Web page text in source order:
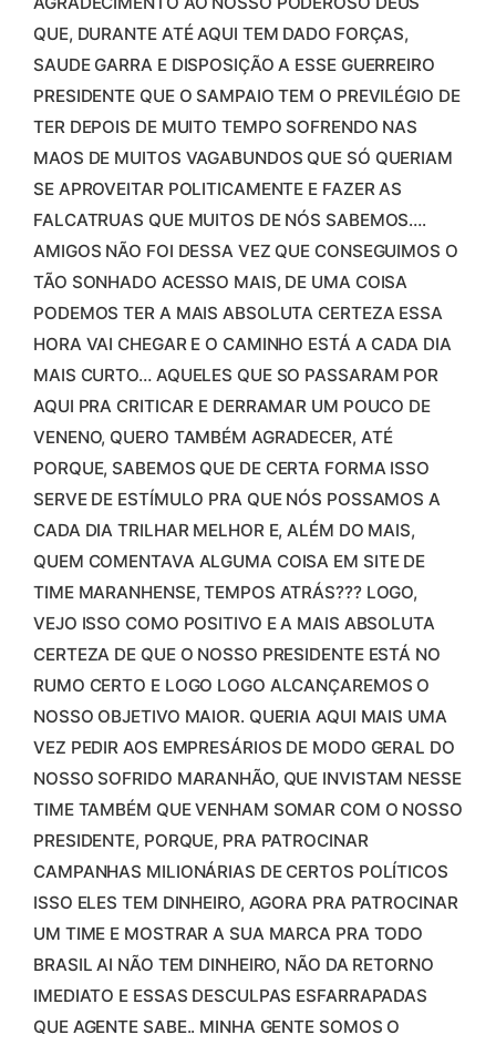
QUE, DURANTE ATÉ AQUI TEM DADO FORÇAS,
SAUDE GARRA E DISPOSIÇÃO A ESSE GUERREIRO
PRESIDENTE QUE O SAMPAIO TEM O PREVILÉGIO DE
TER DEPOIS DE MUITO TEMPO SOFRENDO NAS
MAOS DE MUITOS VAGABUNDOS QUE SÓ QUERIAM
SE APROVEITAR POLITICAMENTE E FAZER AS
FALCATRUAS QUE MUITOS DE NÓS SABEMOS….
AMIGOS NÃO FOI DESSA VEZ QUE CONSEGUIMOS O
TÃO SONHADO ACESSO MAIS, DE UMA COISA
PODEMOS TER A MAIS ABSOLUTA CERTEZA ESSA
HORA VAI CHEGAR E O CAMINHO ESTÁ A CADA DIA
MAIS CURTO… AQUELES QUE SO PASSARAM POR
AQUI PRA CRITICAR E DERRAMAR UM POUCO DE
VENENO, QUERO TAMBÉM AGRADECER, ATÉ
PORQUE, SABEMOS QUE DE CERTA FORMA ISSO
SERVE DE ESTÍMULO PRA QUE NÓS POSSAMOS A
CADA DIA TRILHAR MELHOR E, ALÉM DO MAIS,
QUEM COMENTAVA ALGUMA COISA EM SITE DE
TIME MARANHENSE, TEMPOS ATRÁS??? LOGO,
VEJO ISSO COMO POSITIVO E A MAIS ABSOLUTA
CERTEZA DE QUE O NOSSO PRESIDENTE ESTÁ NO
RUMO CERTO E LOGO LOGO ALCANÇAREMOS O
NOSSO OBJETIVO MAIOR. QUERIA AQUI MAIS UMA
VEZ PEDIR AOS EMPRESÁRIOS DE MODO GERAL DO
NOSSO SOFRIDO MARANHÃO, QUE INVISTAM NESSE
TIME TAMBÉM QUE VENHAM SOMAR COM O NOSSO
PRESIDENTE, PORQUE, PRA PATROCINAR
CAMPANHAS MILIONÁRIAS DE CERTOS POLÍTICOS
ISSO ELES TEM DINHEIRO, AGORA PRA PATROCINAR
UM TIME E MOSTRAR A SUA MARCA PRA TODO
BRASIL AI NÃO TEM DINHEIRO, NÃO DA RETORNO
IMEDIATO E ESSAS DESCULPAS ESFARRAPADAS
QUE AGENTE SABE.. MINHA GENTE SOMOS O